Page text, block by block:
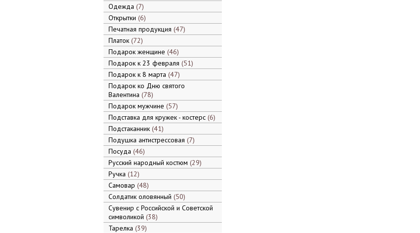
Одежда 7
Открытки 6
Печатная продукция 47
Платок 72
Подарок женщине 46
Подарок к 23 февраля 51
Подарок к 8 марта 47
Подарок ко Дню святого
Валентина 78
Подарок мужчине 57
Подставка для кружек - костерс 6
Подстаканник 41
Подушка антистрессовая 7
Посуда 46
Русский народный костюм 29
Ручка 12
Самовар 48
Солдатик оловянный 50
Сувенир с Российской и Советской
символикой 38
Тарелка 39